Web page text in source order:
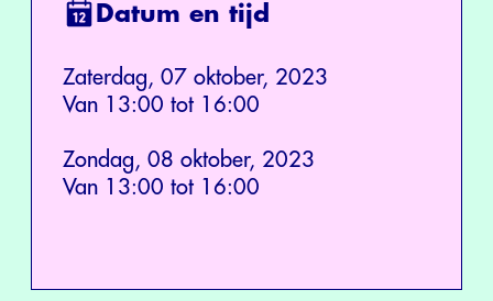
Datum en tijd
Zaterdag, 07 oktober, 2023
Van 13:00 tot 16:00
Zondag, 08 oktober, 2023
Van 13:00 tot 16:00